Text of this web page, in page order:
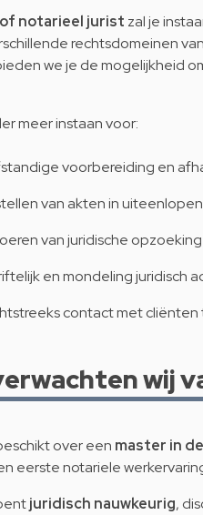
notarieel jurist zal je
rechtsdomeinen
we je de mogelijkheid
meer instaan voor:
voorbereiding en
van akten in
van juridische
en mondeling juridisch
contact met
wij
over een master in
eerste notariele
juridisch nauwkeurig,